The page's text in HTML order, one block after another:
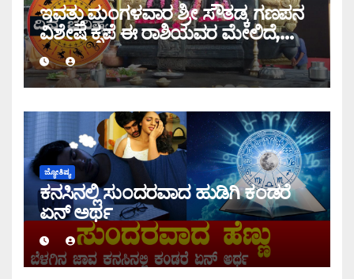
ಇವತ್ತು ಮಂಗಳವಾರ ಶ್ರೀ ಸೌತಡ್ಕ ಗಣಪನ
ವಿಶೇಷ ಕೃಪೆ ಈ ರಾಶಿಯವರ ಮೇಲಿದೆ,
ಇಂದಿನ ರಾಶಿ ಭವಿಷ್ಯ ತಿಳಿಯಿರಿ
ಜ್ಯೋತಿಷ್ಯ
ಕನಸಿನಲ್ಲಿ ಸುಂದರವಾದ ಹುಡಿಗಿ ಕಂಡರೆ
ಏನ್ ಅರ್ಥ